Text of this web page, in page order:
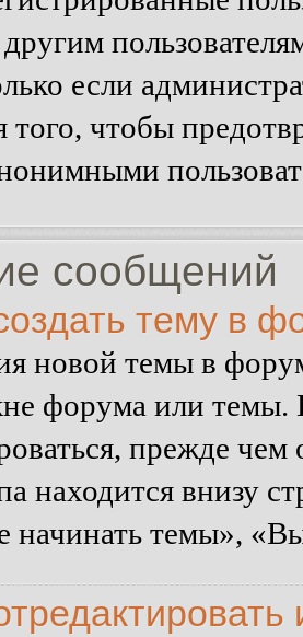
если
того, чтобы
сообщений
тему в
новой темы в
форума или
прежде
находится внизу
темы»,